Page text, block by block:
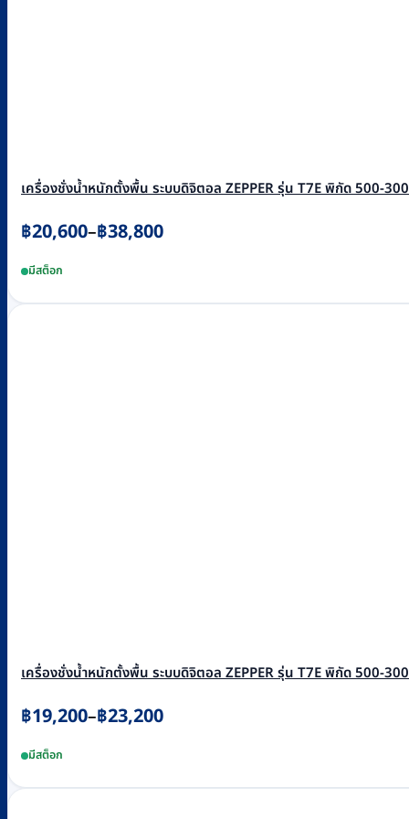
เครื่องชั่งน้ำหนักตั้งพื้น ระบบดิจิตอล ZEPPER รุ่น T7E พิกัด 500-
฿20,600–฿38,800
Price
฿20,600
through
มีสต็อก
This
has
เครื่องชั่งน้ำหนักตั้งพื้น ระบบดิจิตอล ZEPPER รุ่น T7E พิกัด 500-
฿19,200–฿23,200
Price
range:
฿19,200
through
มีสต็อก
This
has